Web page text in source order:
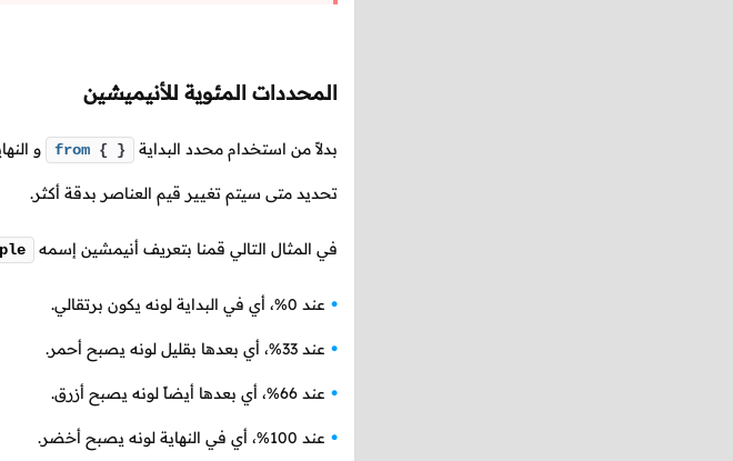
المحددات المئوية للأنيميشين
بدلاً من استخدام محدد البداية from { } و
تحديد متى سيتم تغيير قيم العناصر بدقة أكثر.
في المثال التالي قمنا بتعريف أنيمشين إسمه
عند 0%، أي في البداية لونه يكون برتقالي.
عند 33%، أي بعدها بقليل لونه يصبح أحمر.
عند 66%، أي بعدها أيضاً لونه يصبح أزرق.
عند 100%، أي في النهاية لونه يصبح أخضر.